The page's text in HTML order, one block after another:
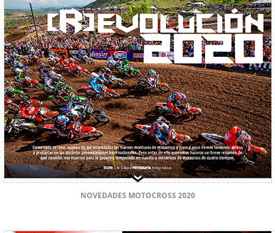
NOVEDADES MOTOCROSS 2020